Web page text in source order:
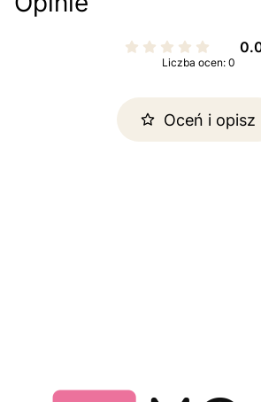
Liczba ocen: 0
Oceń i opisz